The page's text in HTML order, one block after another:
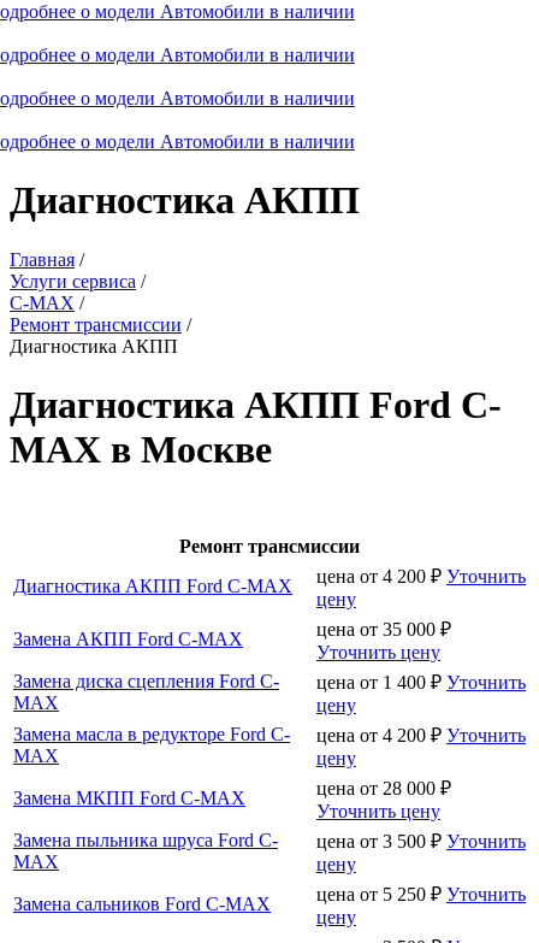
о модели Автомобили в наличии
о модели Автомобили в наличии
о модели Автомобили в наличии
о модели Автомобили в наличии
Диагностика АКПП
Главная /
Услуги сервиса /
C-MAX /
Ремонт трансмиссии /
Диагностика АКПП
Диагностика АКПП Ford C-
MAX в Москве
Ремонт трансмиссии
Диагностика АКПП Ford C-MAX
цена от 4 200 ₽ Уточнить
цену
Замена АКПП Ford C-MAX
цена от 35 000 ₽
Уточнить цену
Замена диска сцепления Ford C-
MAX
цена от 1 400 ₽ Уточнить
цену
Замена масла в редукторе Ford C-
MAX
цена от 4 200 ₽ Уточнить
цену
Замена МКПП Ford C-MAX
цена от 28 000 ₽
Уточнить цену
Замена пыльника шруса Ford C-
MAX
цена от 3 500 ₽ Уточнить
цену
Замена сальников Ford C-MAX
цена от 5 250 ₽ Уточнить
цену